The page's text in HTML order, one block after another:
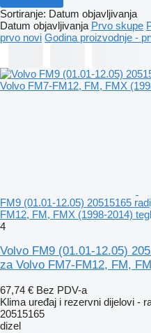
Sortiranje: Datum objavljivanja
Datum objavljivanja Prvo skupe
prvo novi Godina proizvodnje -
FM9 (01.01-12.05) 20515165
FM12, FM, FMX (1998-2014)
4
Volvo FM9 (01.01-12.05)
za Volvo FM7-FM12, FM,
67,74 € Bez PDV-a
Klima uređaj i rezervni dijelovi -
20515165
dizel